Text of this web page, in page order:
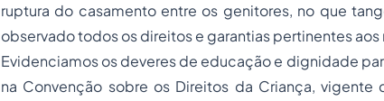
ruptura do casamento entre os genitores, no que
observado todos os direitos e garantias pertinentes aos
Evidenciamos os deveres de educação e dignidade
na Convenção sobre os Direitos da Criança,